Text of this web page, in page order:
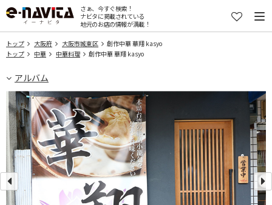
さぁ、今すぐ検索！
ナビタに掲載されている
地元のお店の情報が満載！
トップ 大阪府 大阪市城東区
創作中華 華翔 kasyo
トップ
中華 中華料理 創作中華 華翔 kasyo
アルバム